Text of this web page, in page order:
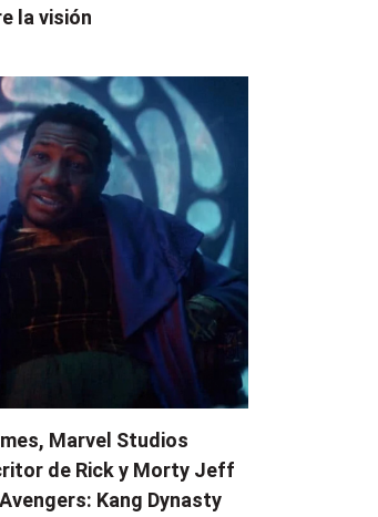
la visión
Marvel Studios
de Rick y Morty Jeff
Kang Dynasty